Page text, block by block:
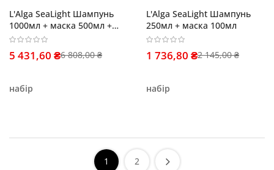
L'Alga SeaLight Шампунь
1000мл + маска 500мл +
термозахисна сироватка
5 431,60 ₴6 808,00 ₴
набір
L'Alga SeaLight Шампунь
250мл + маска 100мл
1 736,80 ₴2 145,00 ₴
набір
1 2